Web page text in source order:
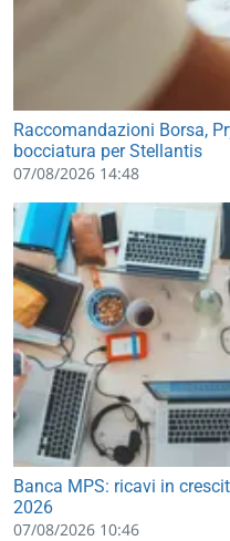
Raccomandazioni Borsa,
bocciatura per Stellantis
07/08/2026 14:48
Banca MPS: ricavi in
2026
07/08/2026 10:46